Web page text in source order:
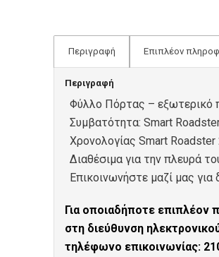
Περιγραφή Επιπλέον
Περιγραφή
Φύλλο Πόρτας – εξωτερικό
Συμβατότητα: Smart
Xρονολογίας Smart
Διαθέσιμα για την πλευρά
Επικοινωνήστε μαζί μας
Για οποιαδήποτε επιπλέον
στη διεύθυνση
τηλέφωνο επικοινωνίας: